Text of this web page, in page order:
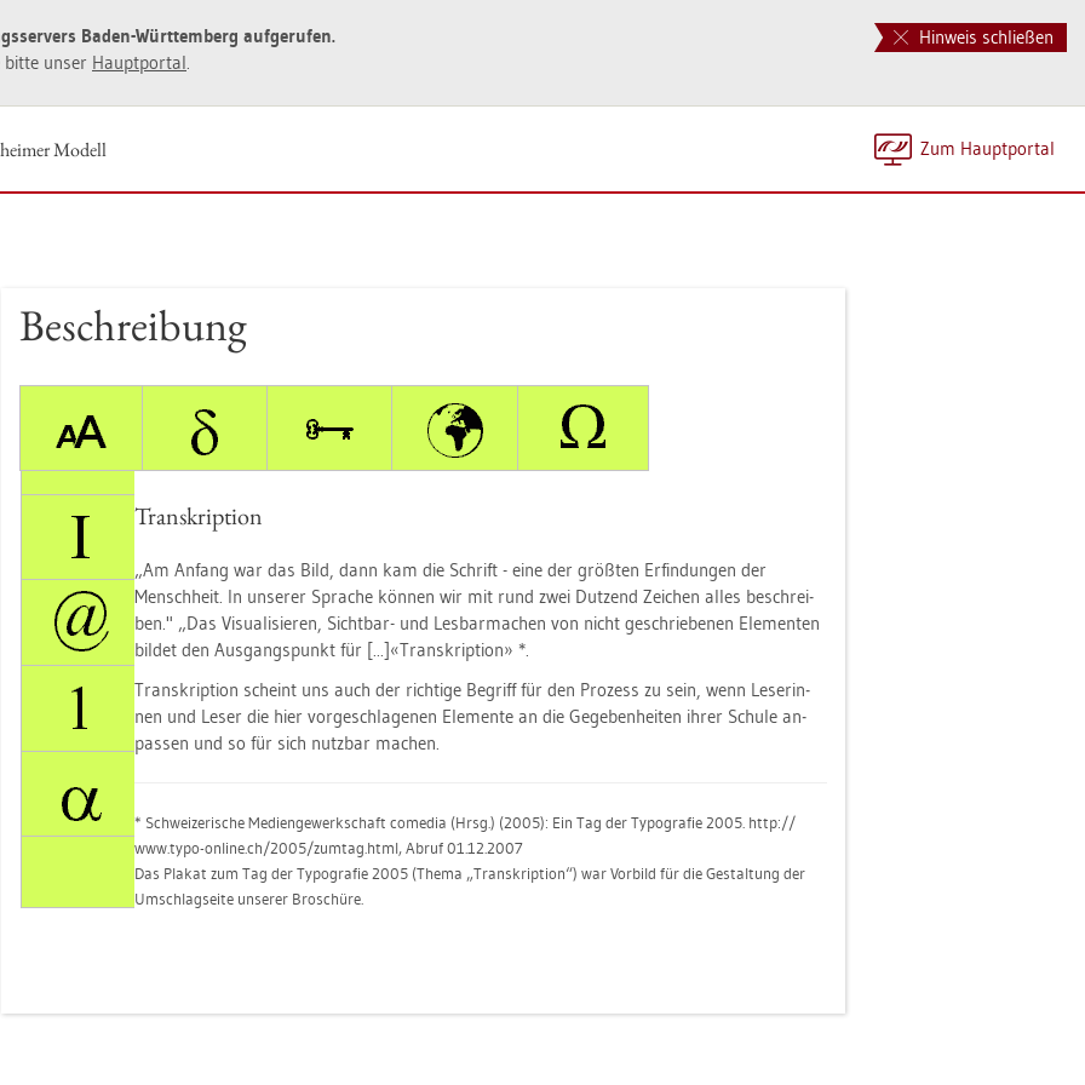
Hinweis schließen
Baden-Würt­tem­berg auf­ge­ru­fen.
bitte unser Haupt­por­tal.
Zum Haupt­por­tal
Mo­dell
Be­schrei­bung
Tran­skrip­ti­on
„Am An­fang war das Bild, dann kam die Schrift - eine der größ­ten Er­fin­dun­gen der
Mensch­heit. In un­se­rer Spra­che kön­nen wir mit rund zwei Dut­zend Zei­chen alles be­schrei­
ben." „Das Vi­sua­li­sie­ren, Sicht­bar- und Les­bar­ma­chen von nicht ge­schrie­be­nen Ele­men­ten
bil­det den Aus­gangs­punkt für [...]«Tran­skrip­ti­on» *.
Tran­skrip­ti­on scheint uns auch der rich­ti­ge Be­griff für den Pro­zess zu sein, wenn Le­se­rin­
nen und Leser die hier vor­ge­schla­ge­nen Ele­men­te an die Ge­ge­ben­hei­ten ihrer Schu­le an­
pas­sen und so für sich nutz­bar ma­chen.
* Schwei­ze­ri­sche Me­di­en­ge­werk­schaft co­me­dia (Hrsg.) (2005): Ein Tag der Ty­po­gra­fie 2005. http://​
www.​typo-​on­line.​ch/​2005/​zum­tag.​html, Abruf 01.12.2007
Das Pla­kat zum Tag der Ty­po­gra­fie 2005 (Thema „Tran­skrip­ti­on“) war Vor­bild für die Ge­stal­tung der
Um­schlag­sei­te un­se­rer Bro­schü­re.